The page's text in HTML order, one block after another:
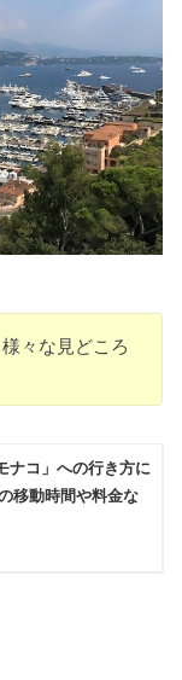
々な見どころ
ナコ」への行き方に
移動時間や料金な